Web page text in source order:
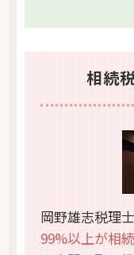
相続
岡野雄志税理
99%以上が相